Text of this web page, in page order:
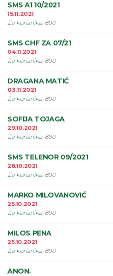
SMS A1 10/2021
15.11.2021
Za korisnika: 890
SMS CHF ZA 07/21
04.11.2021
Za korisnika: 890
DRAGANA MATIĆ
03.11.2021
Za korisnika: 890
SOFIJA TOJAGA
29.10.2021
Za korisnika: 890
SMS TELENOR 09/2021
28.10.2021
Za korisnika: 890
MARKO MILOVANOVIĆ
25.10.2021
Za korisnika: 890
MILOS PENA
25.10.2021
Za korisnika: 890
ANON.